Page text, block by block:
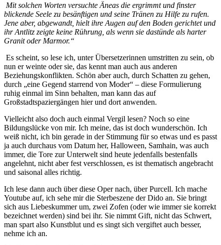
Mit solchen Worten versuchte Äneas die ergrimmt und finster
blickende Seele zu besänftigen und seine Tränen zu Hilfe zu rufen.
Jene aber, abgewandt, hielt ihre Augen auf den Boden gerichtet und
ihr Antlitz zeigte keine Rührung, als wenn sie dastünde als harter
Granit oder Marmor.“
Es scheint, so lese ich, unter Übersetzerinnen umstritten zu sein, ob
nun er weinte oder sie, das kennt man auch aus anderen
Beziehungskonflikten. Schön aber auch, durch Schatten zu gehen,
durch „eine Gegend starrend von Moder“ – diese Formulierung
ruhig einmal im Sinn behalten, man kann das auf
Großstadtspaziergängen hier und dort anwenden.
Vielleicht also doch auch einmal Vergil lesen? Noch so eine
Bildungslücke von mir. Ich meine, das ist doch wunderschön. Ich
weiß nicht, ich bin gerade in der Stimmung für so etwas und es passt
ja auch durchaus vom Datum her, Halloween, Samhain, was auch
immer, die Tore zur Unterwelt sind heute jedenfalls bestenfalls
angelehnt, nicht aber fest verschlossen, es ist thematisch angebracht
und saisonal alles richtig.
Ich lese dann auch über diese Oper nach, über Purcell. Ich mache
Youtube auf, ich sehe mir die Sterbeszene der Dido an. Sie bringt
sich aus Liebeskummer um, zwei Zofen (oder wie immer sie korrekt
bezeichnet werden) sind bei ihr. Sie nimmt Gift, nicht das Schwert,
man spart also Kunstblut und es singt sich vergiftet auch besser,
nehme ich an.